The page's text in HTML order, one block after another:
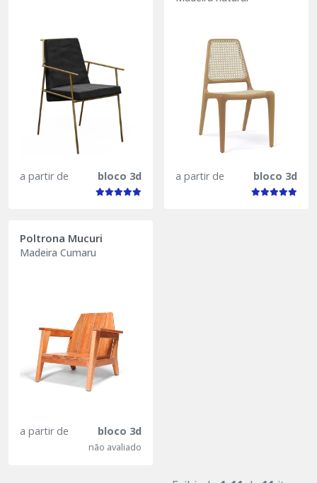
a partir de bloco 3d a partir de bloco 3d
Poltrona Mucuri
Madeira Cumaru
a partir de bloco 3d
não avaliado